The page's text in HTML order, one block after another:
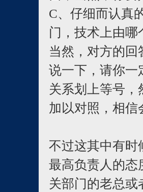
C、仔细而认真
门，技术上由
当然，对方的
说一下，请你一
关系划上等号
加以对照，相信
不过这其中有时
最高负责人的态
关部门的老总